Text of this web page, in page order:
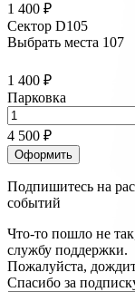
1 400 ₽
Сектор D105
Выбрать места 107
1 400 ₽
Парковка
4 500 ₽
Оформить
Подпишитесь на
событий
Что-то пошло не
службу поддержки.
Пожалуйста,
Спасибо за